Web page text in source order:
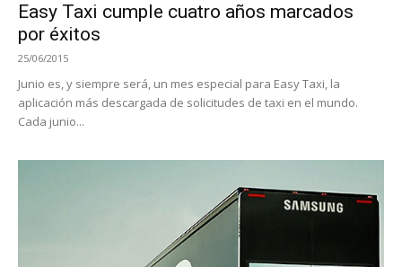
Easy Taxi cumple cuatro años marcados
por éxitos
25/06/2015
Junio es, y siempre será, un mes especial para Easy Taxi, la
aplicación más descargada de solicitudes de taxi en el mundo.
Cada junio...